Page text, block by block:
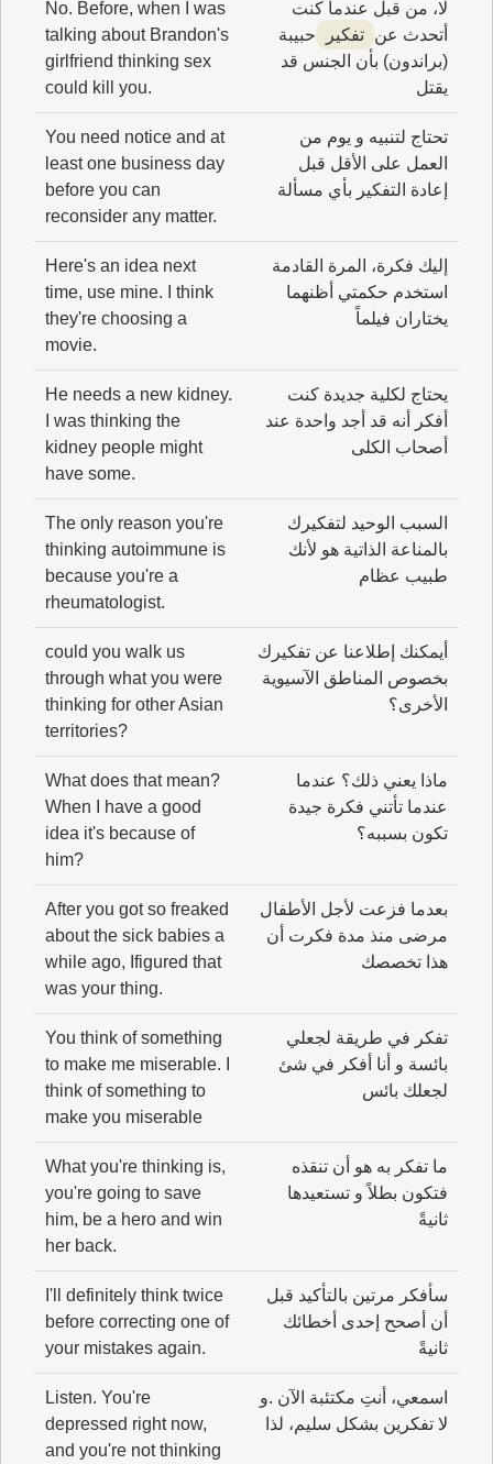
لا، من قبل عندما كنت
أتحدث عن تفكير
حبيبة
(براندون) بأن الجنس قد
يقتل
No. Before, when I was
talking about Brandon's
girlfriend thinking sex
could kill you.
تحتاج لتنبيه و يوم من
العمل على الأقل قبل
إعادة التفكير بأي مسألة
You need notice and at
least one business day
before you can
reconsider any matter.
إليك فكرة، المرة القادمة
استخدم حكمتي أظنهما
يختاران فيلماً
Here's an idea next
time, use mine. I think
they're choosing a
movie.
يحتاج لكلية جديدة كنت
أفكر أنه قد أجد واحدة عند
أصحاب الكلى
He needs a new kidney.
I was thinking the
kidney people might
have some.
السبب الوحيد لتفكيرك
بالمناعة الذاتية هو لأنك
طبيب عظام
The only reason you're
thinking autoimmune is
because you're a
rheumatologist.
أيمكنك إطلاعنا عن تفكيرك
بخصوص المناطق الآسيوية
الأخرى؟
could you walk us
through what you were
thinking for other Asian
territories?
ماذا يعني ذلك؟ عندما
عندما تأتني فكرة جيدة
تكون بسببه؟
What does that mean?
When I have a good
idea it's because of
him?
بعدما فزعت لأجل الأطفال
مرضى منذ مدة فكرت أن
هذا تخصصك
After you got so freaked
about the sick babies a
while ago, Ifigured that
was your thing.
تفكر في طريقة لجعلي
بائسة و أنا أفكر في شئ
لجعلك بائس
You think of something
to make me miserable. I
think of something to
make you miserable
ما تفكر به هو أن تنقذه
فتكون بطلاً و تستعيدها
ثانيةً
What you're thinking is,
you're going to save
him, be a hero and win
her back.
سأفكر مرتين بالتأكيد قبل
أن أصحح إحدى أخطائك
ثانيةً
I'll definitely think twice
before correcting one of
your mistakes again.
اسمعي، أنتِ مكتئبة الآن .و
لا تفكرين بشكل سليم، لذا
Listen. You're
depressed right now,
and you're not thinking